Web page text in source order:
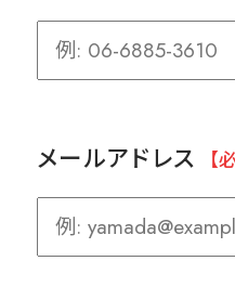
メールアドレス 【